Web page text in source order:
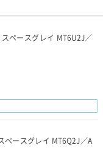
ペースグレイ MT6U2J／
ペースグレイ MT6Q2J／A